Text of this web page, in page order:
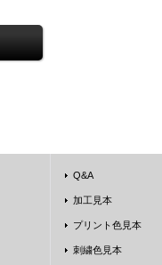
Q&A
加工見本
プリント色見本
刺繍色見本